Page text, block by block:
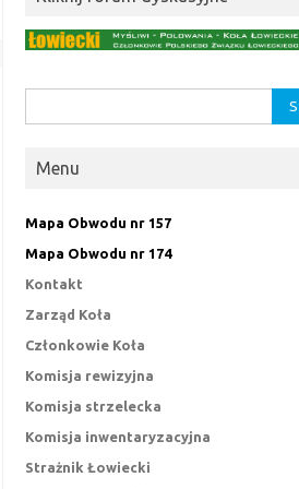
Menu
Mapa Obwodu nr 157
Mapa Obwodu nr 174
Kontakt
Zarząd Koła
Członkowie Koła
Komisja rewizyjna
Komisja strzelecka
Komisja inwentaryzacyjna
Strażnik Łowiecki